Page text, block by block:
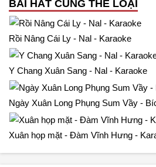
BÀI HÁT CÙNG THỂ LOẠI
Rồi Nâng Cái Ly - Nal - Karaoke
Y Chang Xuân Sang - Nal - Karaoke
Ngày Xuân Long Phụng Sum Vầy -
Xuân họp mặt - Đàm Vĩnh Hưng -